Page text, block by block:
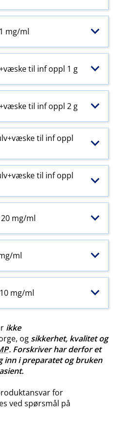
mg/ml
til inf oppl 1 g
til inf oppl 2 g
til inf oppl
til inf oppl
mg/ml
ml
mg/ml
ikke
og sikkerhet, kvalitet og
. Forskriver har derfor et
inn i preparatet og bruken
for
ved spørsmål på